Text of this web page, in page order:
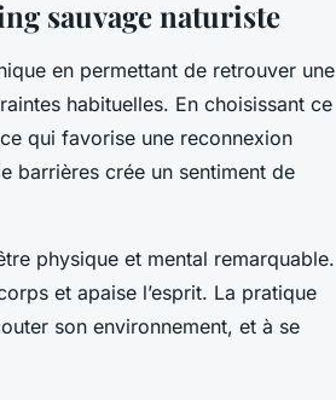
sauvage naturiste
en permettant de retrouver une
habituelles. En choisissant ce
qui favorise une reconnexion
barrières crée un sentiment de
physique et mental remarquable.
et apaise l’esprit. La pratique
son environnement, et à se